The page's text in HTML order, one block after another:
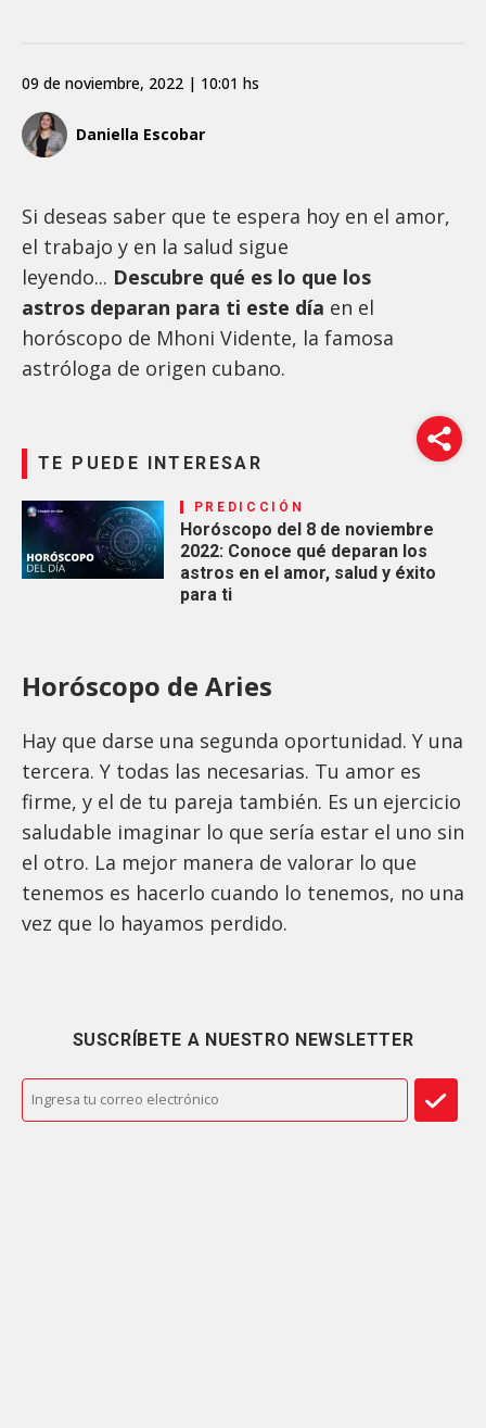
Daniella Escobar
09 de noviembre, 2022 | 10:01 hs
Si deseas saber que te espera hoy en el amor,
el trabajo y en la salud sigue
leyendo... Descubre qué es lo que los
astros deparan para ti este día en el
horóscopo de Mhoni Vidente, la famosa
astróloga de origen cubano.
TE PUEDE INTERESAR
PREDICCIÓN
Horóscopo del 8 de noviembre
2022: Conoce qué deparan los
astros en el amor, salud y éxito
para ti
Horóscopo de Aries
Hay que darse una segunda oportunidad. Y una
tercera. Y todas las necesarias. Tu amor es
firme, y el de tu pareja también. Es un ejercicio
saludable imaginar lo que sería estar el uno sin
el otro. La mejor manera de valorar lo que
tenemos es hacerlo cuando lo tenemos, no una
vez que lo hayamos perdido.
SUSCRÍBETE A NUESTRO NEWSLETTER